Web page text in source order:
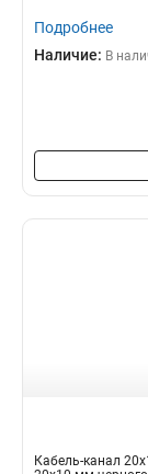
Подробнее
Наличие: В
Кабель-канал